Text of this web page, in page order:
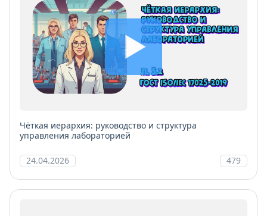
Чёткая иерархия: руководство и структура
управления лабораторией
24.04.2026 479